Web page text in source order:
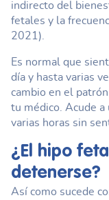
indirecto del
fetales y la
2021).
Es normal que
día y hasta varias
cambio en el
tu médico. Acude
varias horas sin
¿El hipo
detenerse?
Así como sucede